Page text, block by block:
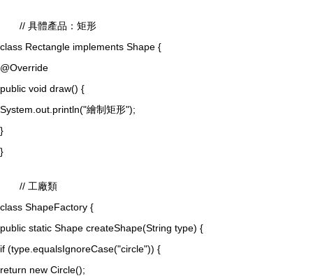
// 具體產品：矩形
class Rectangle implements Shape {
@Override
public void draw() {
System.out.println("繪制矩形");
}
}
// 工廠類
class ShapeFactory {
public static Shape createShape(String type) {
if (type.equalsIgnoreCase("circle")) {
return new Circle();